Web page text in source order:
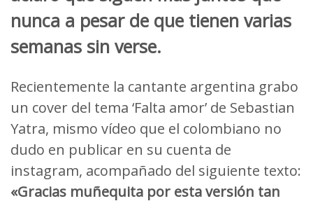
nunca a pesar de que tienen varias
semanas sin verse.
Recientemente la cantante argentina grabo
un cover del tema ‘Falta amor’ de Sebastian
Yatra, mismo vídeo que el colombiano no
dudo en publicar en su cuenta de
instagram, acompañado del siguiente texto:
«Gracias muñequita por esta versión tan